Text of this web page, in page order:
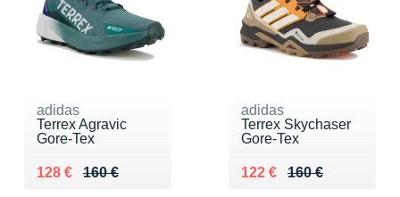
adidas
Terrex Agravic
Gore-Tex
160 €
Au lieu de 160 €
128 €
Vendu 128 €
adidas
Terrex Skychaser
Gore-Tex
160 €
Au lieu de 160 €
122 €
Vendu 122 €